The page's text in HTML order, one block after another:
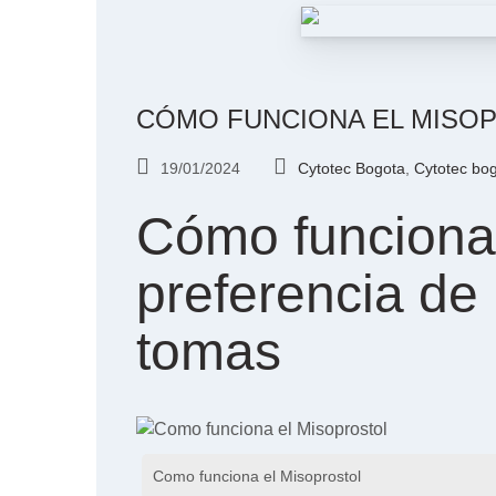
CÓMO FUNCIONA EL
19/01/2024 Cytotec Bogota Cytotec
Cómo
preferencia
tomas
Como funciona el Misoprostol